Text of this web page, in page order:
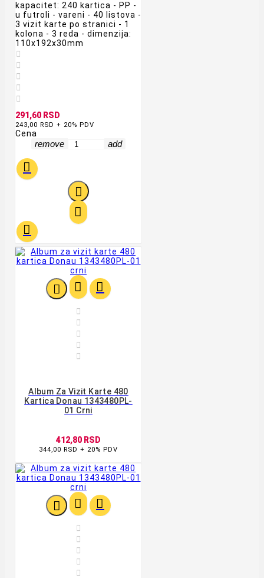
kapacitet: 240 kartica - PP -
u futroli - vareni - 40 listova -
3 vizit karte po stranici - 1
kolona - 3 reda - dimenzija:
110x192x30mm





291,60 RSD
243,00 RSD + 20% PDV
Cena
remove add




  





Album Za Vizit Karte 480
Kartica Donau 1343480PL-
01 Crni
412,80 RSD
344,00 RSD + 20% PDV
  




